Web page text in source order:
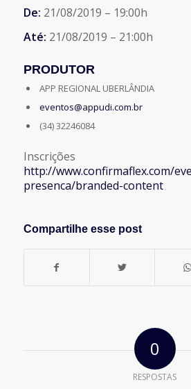
De: 21/08/2019 – 19:00h
Até: 21/08/2019 – 21:00h
PRODUTOR
APP REGIONAL UBERLÂNDIA
eventos@appudi.com.br
(34) 32246084
Inscrições
http://www.confirmaflex.com/
presenca/branded-content
Compartilhe esse post
0
RESPOSTAS